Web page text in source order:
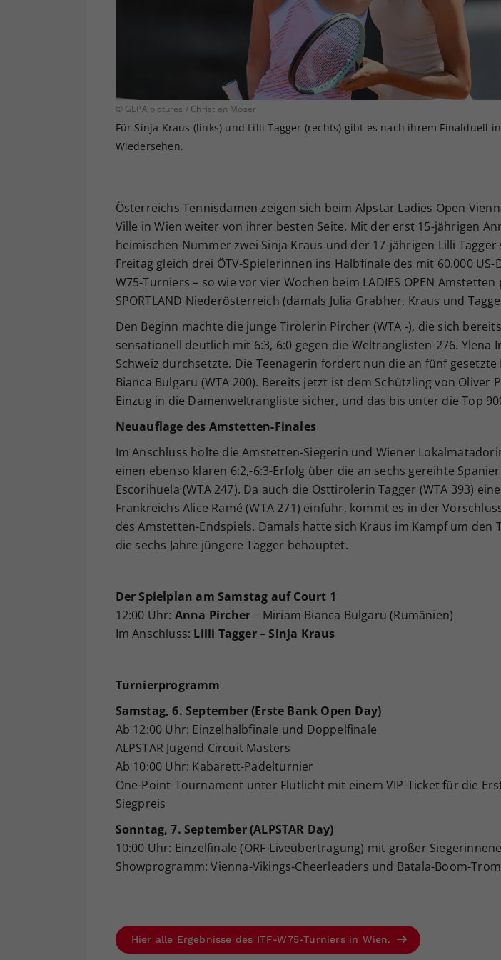
© GEPA pictures / Christian Moser
Für Sinja Kraus (links) und Lilli Tagger (rechts) gibt es nach ihrem Finalduell
Wiedersehen.
Österreichs Tennisdamen zeigen sich beim Alpstar Ladies Open
Ville in Wien weiter von ihrer besten Seite. Mit der erst 15-jährigen
heimischen Nummer zwei Sinja Kraus und der 17-jährigen Lilli Tagger
Freitag gleich drei ÖTV-Spielerinnen ins Halbfinale des mit 60.000
W75-Turniers – so wie vor vier Wochen beim LADIES OPEN
SPORTLAND Niederösterreich (damals Julia Grabher, Kraus und
Den Beginn machte die junge Tirolerin Pircher (WTA -), die sich
sensationell deutlich mit 6:3, 6:0 gegen die Weltranglisten-276. Ylena
Schweiz durchsetzte. Die Teenagerin fordert nun die an fünf
Bianca Bulgaru (WTA 200). Bereits jetzt ist dem Schützling von Oliver
Einzug in die Damenweltrangliste sicher, und das bis unter die Top
Neuauflage des Amstetten-Finales
Im Anschluss holte die Amstetten-Siegerin und Wiener
einen ebenso klaren 6:2,-6:3-Erfolg über die an sechs gereihte
Escorihuela (WTA 247). Da auch die Osttirolerin Tagger (WTA 393)
Frankreichs Alice Ramé (WTA 271) einfuhr, kommt es in der
des Amstetten-Endspiels. Damals hatte sich Kraus im Kampf um den
die sechs Jahre jüngere Tagger behauptet.
Der Spielplan am Samstag auf Court 1
12:00 Uhr: Anna Pircher– Miriam Bianca Bulgaru (Rumänien)
Im Anschluss: Lilli Tagger–Sinja Kraus
Turnierprogramm
Samstag, 6. September (Erste Bank Open Day)
Ab 12:00 Uhr: Einzelhalbfinale und Doppelfinale
ALPSTAR Jugend Circuit Masters
Ab 10:00 Uhr: Kabarett-Padelturnier
One-Point-Tournament unter Flutlicht mit einem VIP-Ticket für die
Siegpreis
Sonntag, 7. September (ALPSTAR Day)
10:00 Uhr: Einzelfinale (ORF-Liveübertragung) mit großer
Showprogramm: Vienna-Vikings-Cheerleaders und Batala-Boom-
Hier alle Ergebnisse des ITF-W75-Turniers in Wien.
Webseiten-